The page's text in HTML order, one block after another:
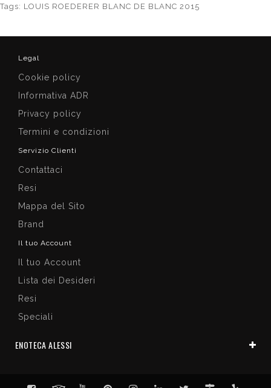
Tags: LOUIS ROEDERER BLANC DE BLANC 2015
Legal
Cookie policy
Informativa ADR
Privacy policy
Termini e condizioni
Servizio Clienti
Contattaci
Resi
Mappa del Sito
Brand
Il tuo Account
Il tuo Account
Lista dei Desideri
Resi
Speciali
ENOTECA ALESSI